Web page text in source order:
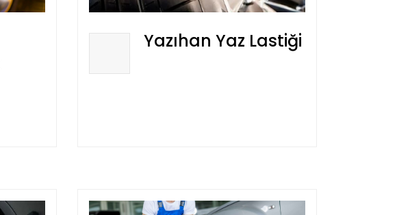
Yazıhan Yaz Lastiği